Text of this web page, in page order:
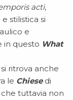
acti,
stilistica si
e
in questo What
ritrova anche
le Chiesedi
che tuttavia non